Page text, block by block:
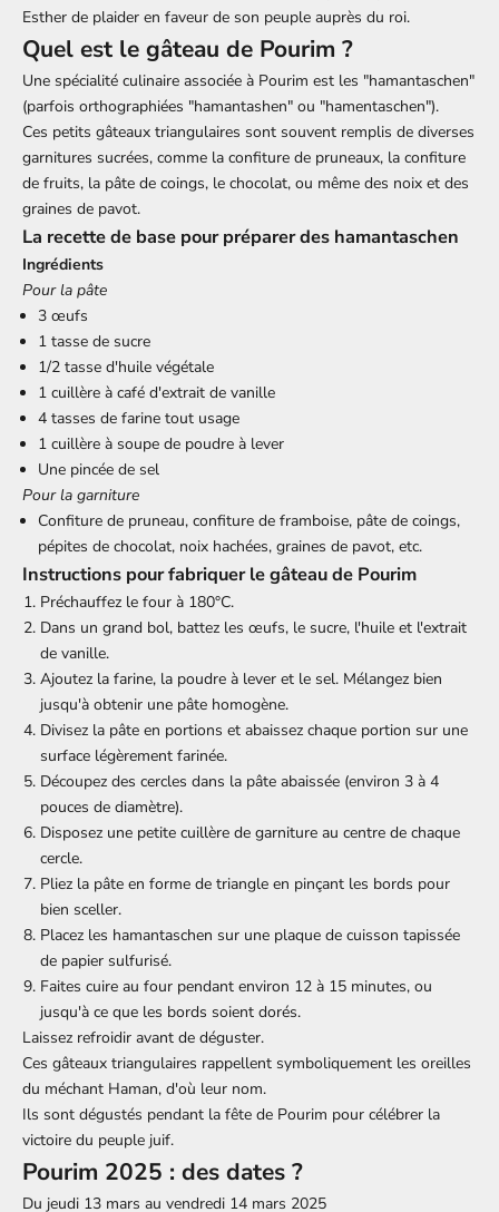
Esther de plaider en faveur de son peuple auprès du roi.
Quel est le gâteau de Pourim ?
Une spécialité culinaire associée à Pourim est les "hamantaschen"
(parfois orthographiées "hamantashen" ou "hamentaschen").
Ces petits gâteaux triangulaires sont souvent remplis de diverses
garnitures sucrées, comme la confiture de pruneaux, la confiture
de fruits, la pâte de coings, le chocolat, ou même des noix et des
graines de pavot.
La recette de base pour préparer des hamantaschen
Ingrédients
Pour la pâte
3 œufs
1 tasse de sucre
1/2 tasse d'huile végétale
1 cuillère à café d'extrait de vanille
4 tasses de farine tout usage
1 cuillère à soupe de poudre à lever
Une pincée de sel
Pour la garniture
Confiture de pruneau, confiture de framboise, pâte de coings,
pépites de chocolat, noix hachées, graines de pavot, etc.
Instructions pour fabriquer le gâteau de Pourim
Préchauffez le four à 180°C.
Dans un grand bol, battez les œufs, le sucre, l'huile et l'extrait
de vanille.
Ajoutez la farine, la poudre à lever et le sel. Mélangez bien
jusqu'à obtenir une pâte homogène.
Divisez la pâte en portions et abaissez chaque portion sur une
surface légèrement farinée.
Découpez des cercles dans la pâte abaissée (environ 3 à 4
pouces de diamètre).
Disposez une petite cuillère de garniture au centre de chaque
cercle.
Pliez la pâte en forme de triangle en pinçant les bords pour
bien sceller.
Placez les hamantaschen sur une plaque de cuisson tapissée
de papier sulfurisé.
Faites cuire au four pendant environ 12 à 15 minutes, ou
jusqu'à ce que les bords soient dorés.
Laissez refroidir avant de déguster.
Ces gâteaux triangulaires rappellent symboliquement les oreilles
du méchant Haman, d'où leur nom.
Ils sont dégustés pendant la fête de Pourim pour célébrer la
victoire du peuple juif.
Pourim 2025 : des dates ?
Du jeudi 13 mars au vendredi 14 mars 2025